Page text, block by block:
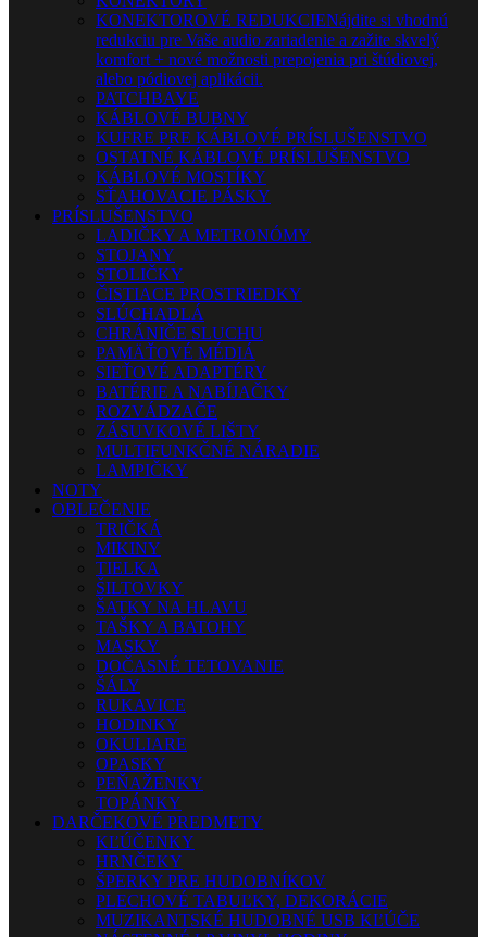
KONEKTOROVÉ REDUKCIENájdite si vhodnú
redukciu pre Vaše audio zariadenie a zažite skvelý
komfort + nové možnosti prepojenia pri štúdiovej,
alebo pódiovej aplikácii.
PATCHBAYE
KÁBLOVÉ BUBNY
KUFRE PRE KÁBLOVÉ PRÍSLUŠENSTVO
OSTATNÉ KÁBLOVÉ PRÍSLUŠENSTVO
KÁBLOVÉ MOSTÍKY
SŤAHOVACIE PÁSKY
PRÍSLUŠENSTVO
LADIČKY A METRONÓMY
STOJANY
STOLIČKY
ČISTIACE PROSTRIEDKY
SLÚCHADLÁ
CHRÁNIČE SLUCHU
PAMÄŤOVÉ MÉDIÁ
SIEŤOVÉ ADAPTÉRY
BATÉRIE A NABÍJAČKY
ROZVÁDZAČE
ZÁSUVKOVÉ LIŠTY
MULTIFUNKČNÉ NÁRADIE
LAMPIČKY
NOTY
OBLEČENIE
TRIČKÁ
MIKINY
TIELKA
ŠILTOVKY
ŠATKY NA HLAVU
TAŠKY A BATOHY
MASKY
DOČASNÉ TETOVANIE
ŠÁLY
RUKAVICE
HODINKY
OKULIARE
OPASKY
PEŇAŽENKY
TOPÁNKY
DARČEKOVÉ PREDMETY
KĽÚČENKY
HRNČEKY
ŠPERKY PRE HUDOBNÍKOV
PLECHOVÉ TABUĽKY, DEKORÁCIE
MUZIKANTSKÉ HUDOBNÉ USB KĽÚČE